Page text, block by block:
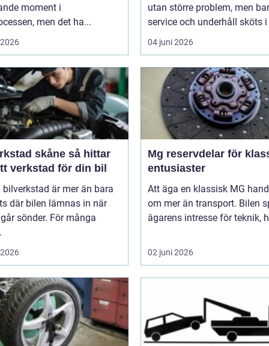
moment i
men det ha...
utan större problem, men
service och underhåll sköts i
04 juni 2026
skåne så hittar
verkstad för din bil
bilverkstad är mer än bara
där bilen lämnas in när
sönder. För många
Mg reservdelar för
entusiaster
Att äga en klassisk MG
om mer än transport. Bilen
ägarens intresse för teknik,
02 juni 2026